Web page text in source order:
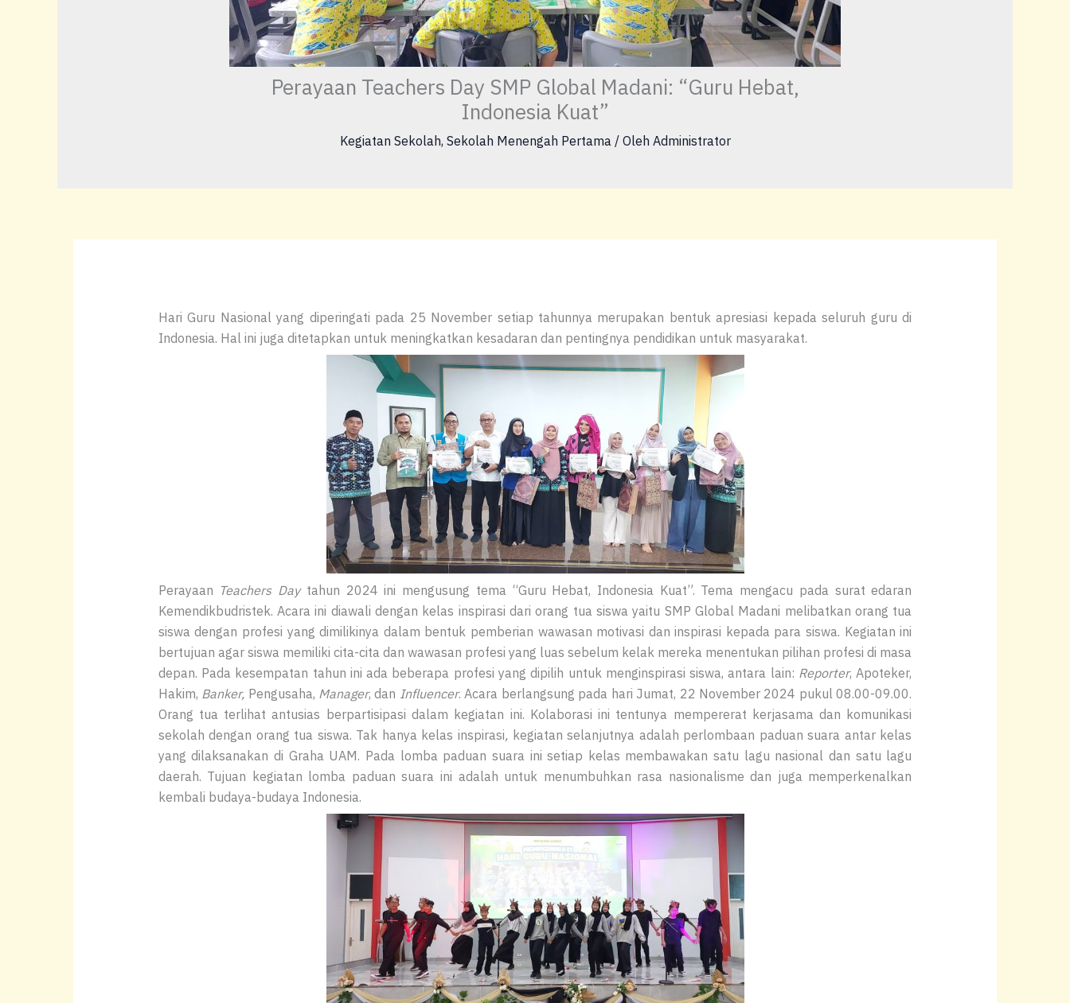
Perayaan Teachers Day SMP Global Madani: “Guru Hebat,
Indonesia Kuat”
Kegiatan Sekolah, Sekolah Menengah Pertama/ Oleh Administrator
Hari Guru Nasional yang diperingati pada 25 November setiap tahunnya merupakan bentuk apresiasi kepada seluruh guru di
Indonesia. Hal ini juga ditetapkan untuk meningkatkan kesadaran dan pentingnya pendidikan untuk masyarakat.
Perayaan Teachers Daytahun 2024 ini mengusung tema “Guru Hebat, Indonesia Kuat”. Tema mengacu pada surat edaran
Kemendikbudristek. Acara ini diawali dengan kelas inspirasi dari orang tua siswa yaitu SMP Global Madani melibatkan orang tua
siswa dengan profesi yang dimilikinya dalam bentuk pemberian wawasan motivasi dan inspirasi kepada para siswa. Kegiatan ini
bertujuan agar siswa memiliki cita-cita dan wawasan profesi yang luas sebelum kelak mereka menentukan pilihan profesi di masa
depan. Pada kesempatan tahun ini ada beberapa profesi yang dipilih untuk menginspirasi siswa, antara lain: Reporter, Apoteker,
Hakim, Banker, Pengusaha, Manager, dan Influencer. Acara berlangsung pada hari Jumat, 22 November 2024 pukul 08.00-09.00.
Orang tua terlihat antusias berpartisipasi dalam kegiatan ini. Kolaborasi ini tentunya mempererat kerjasama dan komunikasi
sekolah dengan orang tua siswa. Tak hanya kelas inspirasi, kegiatan selanjutnya adalah perlombaan paduan suara antar kelas
yang dilaksanakan di Graha UAM. Pada lomba paduan suara ini setiap kelas membawakan satu lagu nasional dan satu lagu
daerah. Tujuan kegiatan lomba paduan suara ini adalah untuk menumbuhkan rasa nasionalisme dan juga memperkenalkan
kembali budaya-budaya Indonesia.